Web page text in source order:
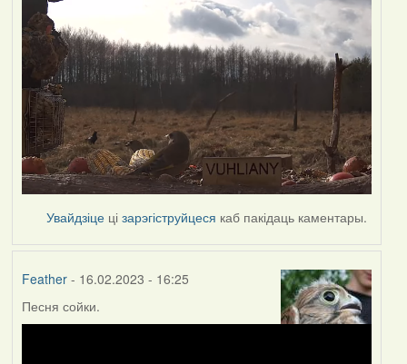
Увайдзіце цізарэгіструйцеся каб пакідаць каментары.
Feather- 16.02.2023 - 16:25
Песня сойки.